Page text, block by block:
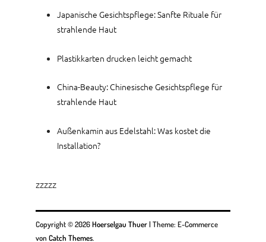
Japanische Gesichtspflege: Sanfte Rituale für
strahlende Haut
Plastikkarten drucken leicht gemacht
China-Beauty: Chinesische Gesichtspflege für
strahlende Haut
Außenkamin aus Edelstahl: Was kostet die
Installation?
zzzzz
Copyright © 2026Hoerselgau Thuer|Theme: E-Commerce
von Catch Themes.